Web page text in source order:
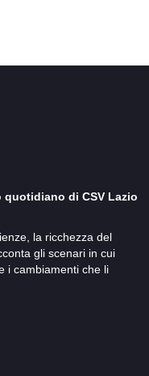
di CSV Lazio
la ricchezza del
gli scenari in cui
i cambiamenti che li